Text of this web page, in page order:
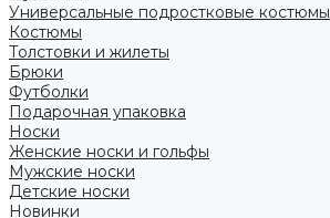
Универсальные подростковые костюмы
Костюмы
Толстовки и жилеты
Брюки
Футболки
Подарочная упаковка
Носки
Женские носки и гольфы
Мужские носки
Детские носки
Новинки